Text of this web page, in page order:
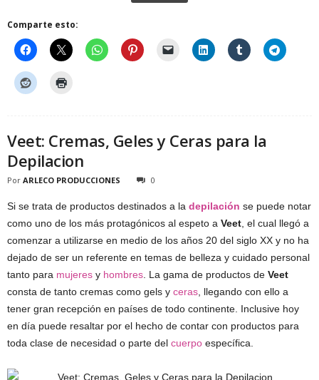
Comparte esto:
Veet: Cremas, Geles y Ceras para la
Depilacion
Por ARLECO PRODUCCIONES 0
Si se trata de productos destinados a la depilación se puede notar
como uno de los más protagónicos al espeto a Veet , el cual llegó a
comenzar a utilizarse en medio de los años 20 del siglo XX y no ha
dejado de ser un referente en temas de belleza y cuidado personal
tanto para mujeres y hombres . La gama de productos de Veet
consta de tanto cremas como gels y ceras , llegando con ello a
tener gran recepción en países de todo continente. Inclusive hoy
en día puede resaltar por el hecho de contar con productos para
toda clase de necesidad o parte del cuerpo específica.